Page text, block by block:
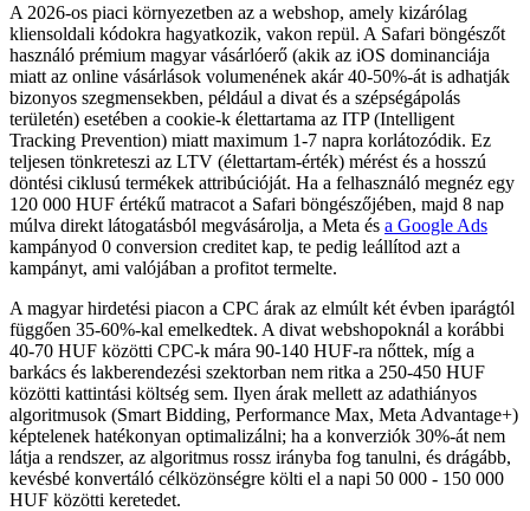
A 2026-os piaci környezetben az a webshop, amely kizárólag
kliensoldali kódokra hagyatkozik, vakon repül. A Safari böngészőt
használó prémium magyar vásárlóerő (akik az iOS dominanciája
miatt az online vásárlások volumenének akár 40-50%-át is adhatják
bizonyos szegmensekben, például a divat és a szépségápolás
területén) esetében a cookie-k élettartama az ITP (Intelligent
Tracking Prevention) miatt maximum 1-7 napra korlátozódik. Ez
teljesen tönkreteszi az LTV (élettartam-érték) mérést és a hosszú
döntési ciklusú termékek attribúcióját. Ha a felhasználó megnéz egy
120 000 HUF értékű matracot a Safari böngészőjében, majd 8 nap
múlva direkt látogatásból megvásárolja, a Meta és a Google Ads
kampányod 0 conversion creditet kap, te pedig leállítod azt a
kampányt, ami valójában a profitot termelte.
A magyar hirdetési piacon a CPC árak az elmúlt két évben iparágtól
függően 35-60%-kal emelkedtek. A divat webshopoknál a korábbi
40-70 HUF közötti CPC-k mára 90-140 HUF-ra nőttek, míg a
barkács és lakberendezési szektorban nem ritka a 250-450 HUF
közötti kattintási költség sem. Ilyen árak mellett az adathiányos
algoritmusok (Smart Bidding, Performance Max, Meta Advantage+)
képtelenek hatékonyan optimalizálni; ha a konverziók 30%-át nem
látja a rendszer, az algoritmus rossz irányba fog tanulni, és drágább,
kevésbé konvertáló célközönségre költi el a napi 50 000 - 150 000
HUF közötti keretedet.